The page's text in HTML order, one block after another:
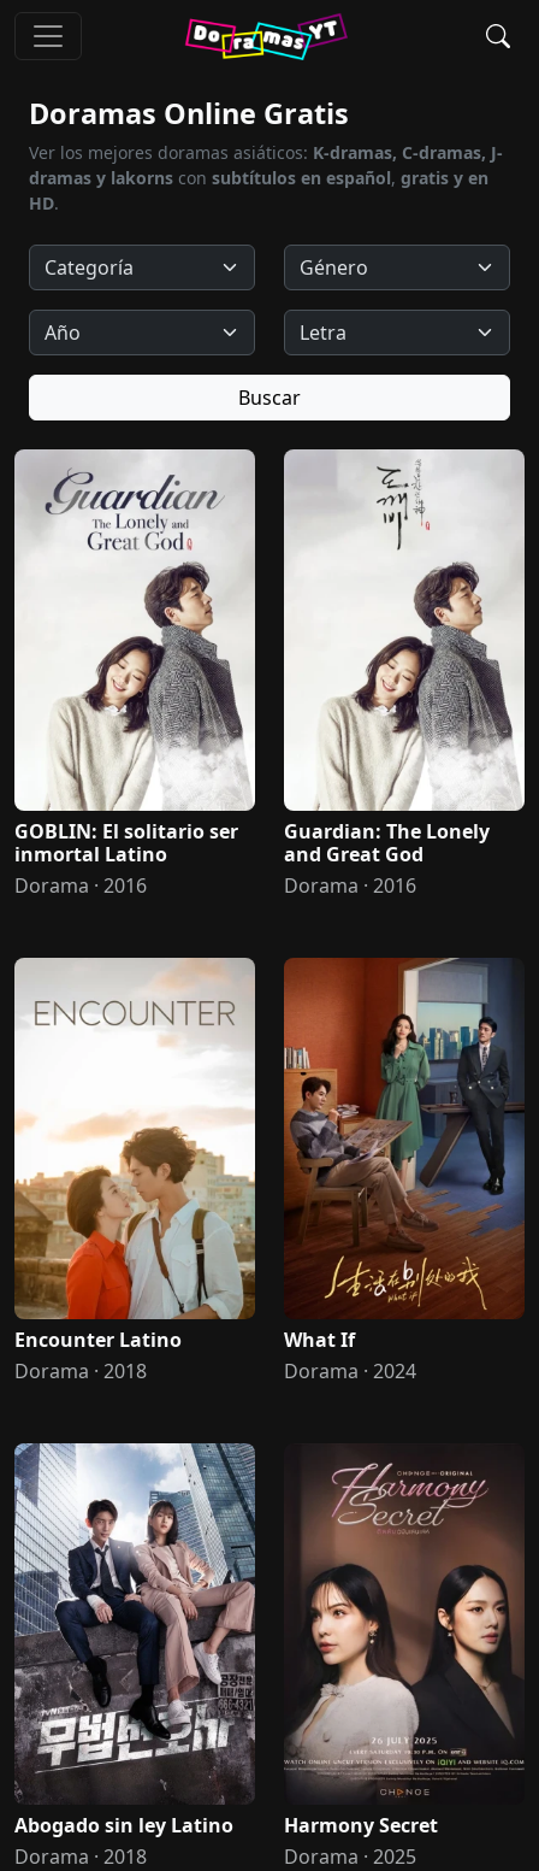
Doramas Online Gratis
Ver los mejores doramas asiáticos: K-dramas, C-dramas, J-
dramas y lakorns con subtítulos en español, gratis y en
HD.
Buscar
GOBLIN: El solitario ser
inmortal Latino
Dorama · 2016
Guardian: The Lonely
and Great God
Dorama · 2016
Encounter Latino
Dorama · 2018
What If
Dorama · 2024
Abogado sin ley Latino
Dorama · 2018
Harmony Secret
Dorama · 2025